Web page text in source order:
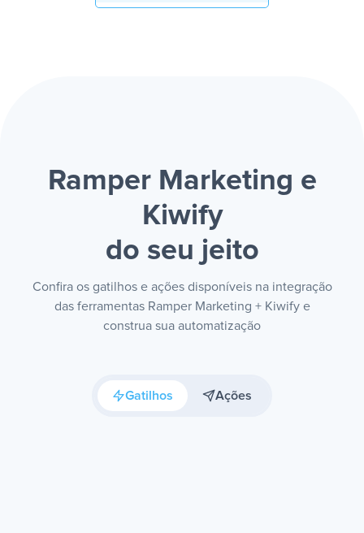
Ramper Marketing e
Kiwify
do seu jeito
Confira os gatilhos e ações disponíveis na integração
das ferramentas Ramper Marketing + Kiwify e
construa sua automatização
Gatilhos Ações